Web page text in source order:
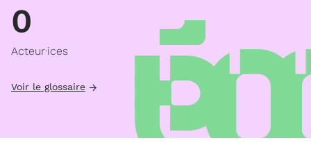
0
Acteur·ices
Voir le glossaire